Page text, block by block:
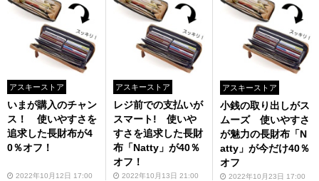
アスキーストア
いまが購入のチャン
ス！ 使いやすさを
追求した長財布が4
0％オフ！
2022年10月12日 17:00
アスキーストア
レジ前での支払いが
スマート! 使いや
すさを追求した長財
布「Natty」が40％
オフ！
2022年10月13日 21:00
アスキーストア
小銭の取り出しがス
ムーズ 使いやすさ
が魅力の長財布「N
atty」が今だけ40％
オフ
2022年10月23日 17:00